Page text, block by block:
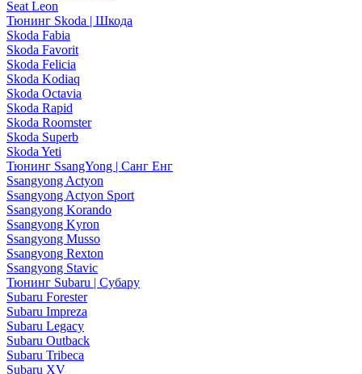
Seat Leon
Тюнинг Skoda | Шкода
Skoda Fabia
Skoda Favorit
Skoda Felicia
Skoda Kodiaq
Skoda Octavia
Skoda Rapid
Skoda Roomster
Skoda Superb
Skoda Yeti
Тюнинг SsangYong | Санг Енг
Ssangyong Actyon
Ssangyong Actyon Sport
Ssangyong Korando
Ssangyong Kyron
Ssangyong Musso
Ssangyong Rexton
Ssangyong Stavic
Тюнинг Subaru | Субару
Subaru Forester
Subaru Impreza
Subaru Legacy
Subaru Outback
Subaru Tribeca
Subaru XV